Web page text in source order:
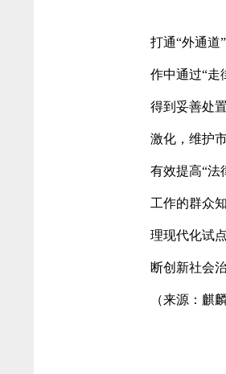
打通“外通道
作中通过“走
得到妥善处
激化，维护
有效提高“法
工作的群众
理现代化试
断创新社会
（来源：麒